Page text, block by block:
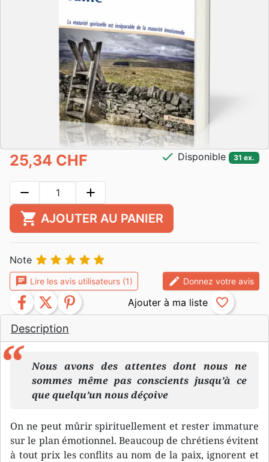
Description
Nous avons des attentes dont nous ne
sommes même pas conscients jusqu’à ce
que quelqu’un nous déçoive
On ne peut mûrir spirituellement et rester immature
sur le plan émotionnel. Beaucoup de chrétiens évitent
à tout prix les conflits au nom de la paix, ignorent et
25,34 CHF check Disponible 31 ex.
remove add
shopping_cart AJOUTER AU PANIER
Note     
chat Lire les avis utilisateurs (1) edit Donnez votre avis
facebook twitter pinterest favorite_border